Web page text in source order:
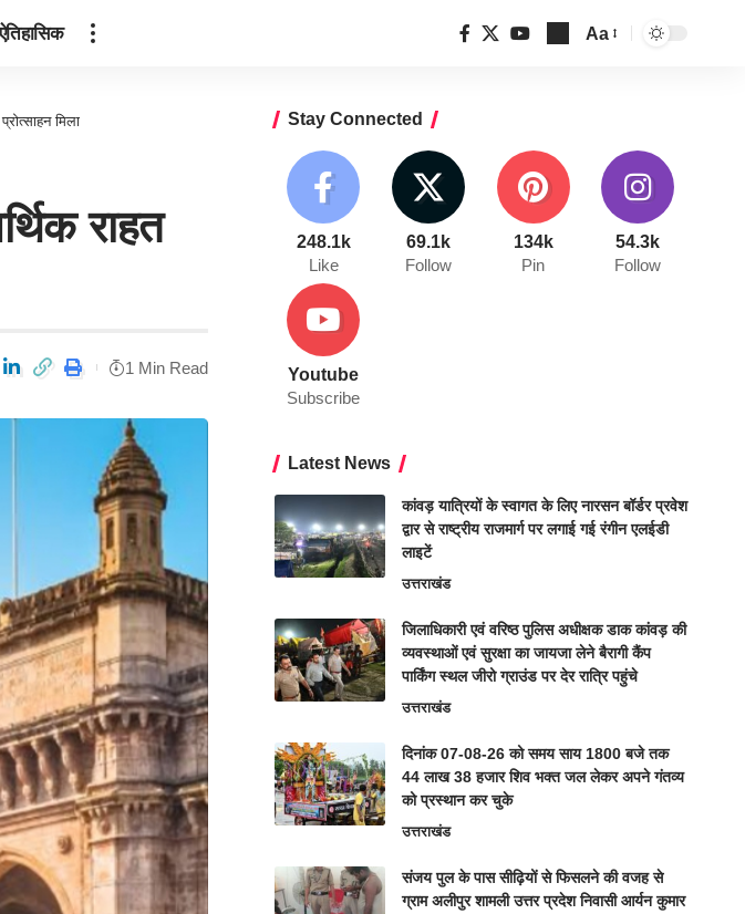
Aa
मिला
राहत
1 Min Read
Stay Connected
248.1k
Like
69.1k
Follow
134k
Pin
54.3k
Follow
Youtube
Subscribe
Latest News
कांवड़ यात्रियों के स्वागत के लिए नारसन बॉर्डर प्रवेश
द्वार से राष्ट्रीय राजमार्ग पर लगाई गई रंगीन एलईडी
लाइटें
उत्तराखंड
जिलाधिकारी एवं वरिष्ठ पुलिस अधीक्षक डाक कांवड़ की
व्यवस्थाओं एवं सुरक्षा का जायजा लेने बैरागी कैंप
पार्किंग स्थल जीरो ग्राउंड पर देर रात्रि पहुंचे
उत्तराखंड
दिनांक 07-08-26 को समय साय 1800 बजे तक
44 लाख 38 हजार शिव भक्त जल लेकर अपने गंतव्य
को प्रस्थान कर चुके
उत्तराखंड
संजय पुल के पास सीढ़ियों से फिसलने की वजह से
ग्राम अलीपुर शामली उत्तर प्रदेश निवासी आर्यन कुमार